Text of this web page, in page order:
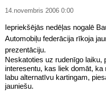
14.novembris 2006 0:00
Iepriekšējās nedēļas nogalē
Automobiļu federācija rīkoja
prezentāciju.
Neskatoties uz rudenīgo laiku,
interesentu, kas liek domāt,
labu alternatīvu kartingam,
jauniešu.